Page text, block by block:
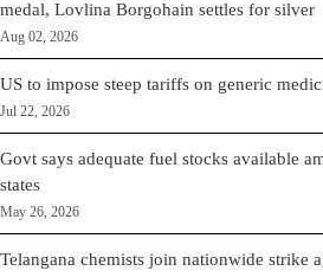
medal, Lovlina Borgohain settles for silver
Aug 02, 2026
US to impose steep tariffs on generic
Jul 22, 2026
Govt says adequate fuel stocks available
states
May 26, 2026
Telangana chemists join nationwide strike